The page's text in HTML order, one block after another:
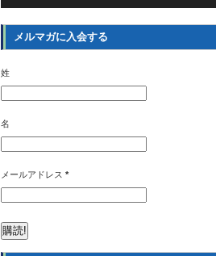
メルマガに入会する
姓
名
メールアドレス *